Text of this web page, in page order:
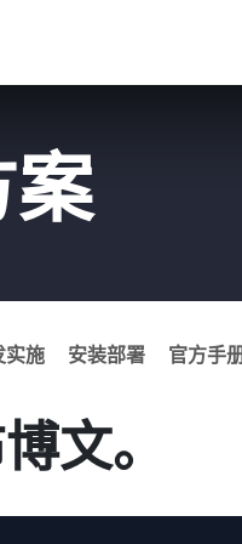
实施 安装部署 官方手
文。